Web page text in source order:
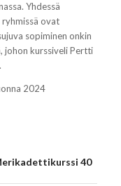
Yhdessä
ovat
sopiminen onkin
johon kurssiveli Pertti
2024
40